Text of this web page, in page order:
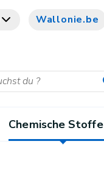
Wallonie.be
Chemische Stoffe